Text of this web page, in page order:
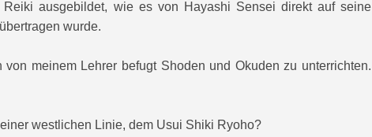
ausgebildet, wie es von Hayashi Sensei direkt auf seine
wurde.
meinem Lehrer befugt Shoden und Okuden zu unterrichten.
westlichen Linie, dem Usui Shiki Ryoho?